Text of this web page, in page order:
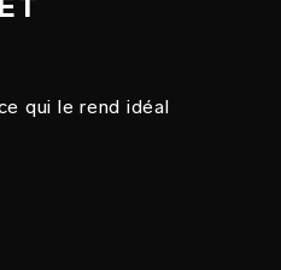
qui le rend idéal